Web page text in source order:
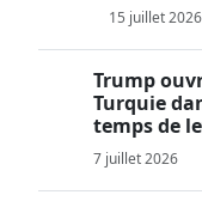
15 juillet 2026
Trump
Turquie
temps de
7 juillet 2026